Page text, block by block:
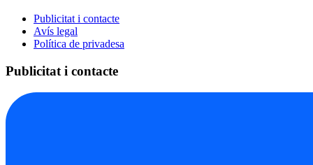
Publicitat i contacte
Avís legal
Política de privadesa
Publicitat i contacte